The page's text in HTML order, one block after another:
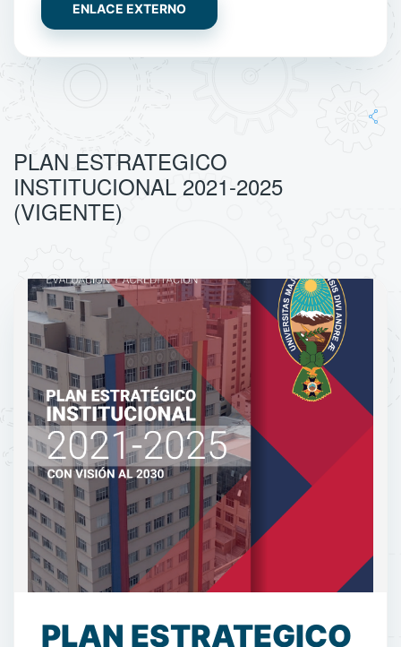
ENLACE EXTERNO
PLAN ESTRATEGICO
INSTITUCIONAL 2021-2025
(VIGENTE)
PLAN ESTRATEGICO